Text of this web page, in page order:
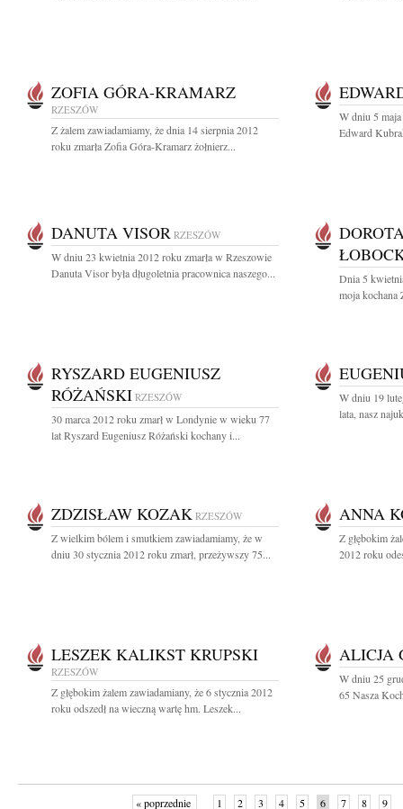
ZOFIA GÓRA-KRAMARZ
RZESZÓW
Z żalem zawiadamiamy, że dnia 14 sierpnia 2012
roku zmarła Zofia Góra-Kramarz żołnierz...
W dniu 5
Edward
DANUTA VISOR RZESZÓW
W dniu 23 kwietnia 2012 roku zmarła w Rzeszowie
Danuta Visor była długoletnia pracownica naszego...
Dnia 5
moja kochana
RYSZARD EUGENIUSZ
RÓŻAŃSKI RZESZÓW
30 marca 2012 roku zmarł w Londynie w wieku 77
lat Ryszard Eugeniusz Różański kochany i...
W dniu 19
lata, nasz
ZDZISŁAW KOZAK RZESZÓW
Z wielkim bólem i smutkiem zawiadamiamy, że w
dniu 30 stycznia 2012 roku zmarł, przeżywszy 75...
ANNA
Z głębokim
2012 roku
LESZEK KALIKST KRUPSKI
RZESZÓW
Z głębokim żalem zawiadamiany, że 6 stycznia 2012
roku odszedł na wieczną wartę hm. Leszek...
ALICJA
W dniu 25
65 Nasza
« poprzednie 1 2 3 4 5 6 7 8 9